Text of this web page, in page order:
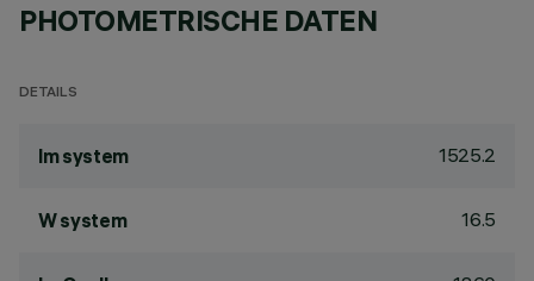
PHOTOMETRISCHE DATEN
DETAILS
lm system 1525.2
W system 16.5